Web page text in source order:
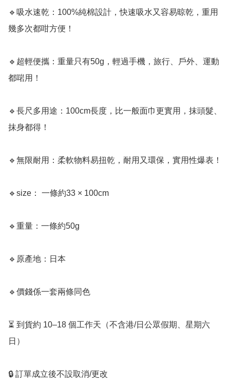
🔹吸水速乾：100%純棉設計，快速吸水又容易晾乾，重用
幾多次都咁方便！
🔹超輕便攜：重量只有50g，輕過手機，旅行、戶外、運動
都啱用！
🔹長尺多用途：100cm長度，比一般面巾更實用，抹頭髮、
抹身都得！
🔹無限耐用：柔軟物料易扭乾，耐用又環保，實用性爆表！
🔹size： 一條約33 × 100cm
🔹重量：一條約50g
🔹原產地：日本
🔹價錢係一套兩條同色
⏳ 到貨約 10–18 個工作天（不含港/日公眾假期、星期六
日）
🔒 訂單成立後不設取消/更改